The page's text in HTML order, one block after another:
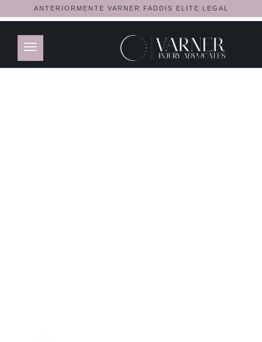
ANTERIORMENTE VARNER FADDIS ELITE LEGAL